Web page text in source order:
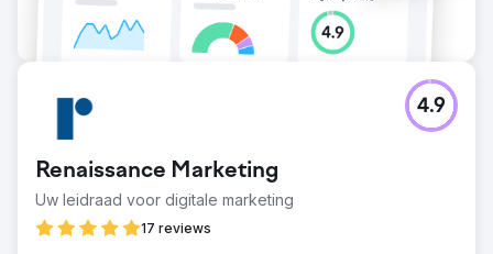
Renaissance Marketing
Uw leidraad voor digitale marketing
17 reviews
4.9